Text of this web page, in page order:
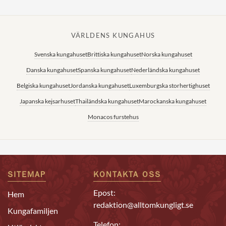
VÄRLDENS KUNGAHUS
Svenska kungahusetBrittiska kungahusetNorska kungahuset
Danska kungahusetSpanska kungahusetNederländska kungahuset
Belgiska kungahusetJordanska kungahusetLuxemburgska storhertighuset
Japanska kejsarhusetThailändska kungahusetMarockanska kungahuset
Monacos furstehus
SITEMAP
Hem
Kungafamiljen
KONTAKTA OSS
Epost:
redaktion@alltomkungligt.se